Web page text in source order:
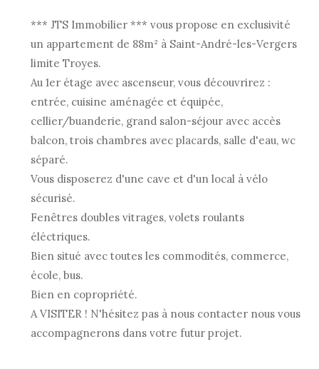
*** JTS Immobilier *** vous propose en exclusivité
un appartement de 88m² à Saint-André-les-Vergers
limite Troyes.
Au 1er étage avec ascenseur, vous découvrirez :
entrée, cuisine aménagée et équipée,
cellier/buanderie, grand salon-séjour avec accès
balcon, trois chambres avec placards, salle d'eau, wc
séparé.
Vous disposerez d'une cave et d'un local à vélo
sécurisé.
Fenêtres doubles vitrages, volets roulants
éléctriques.
Bien situé avec toutes les commodités, commerce,
école, bus.
Bien en copropriété.
A VISITER ! N'hésitez pas à nous contacter nous vous
accompagnerons dans votre futur projet.